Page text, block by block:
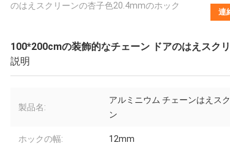
のはえスクリーンの杏子色20.4mmのホック
連
100*200cmの装飾的なチェーン ドアのはえスク
説明
製品名:
アルミニウム チェーンはえス
ン
ホックの幅: 12mm